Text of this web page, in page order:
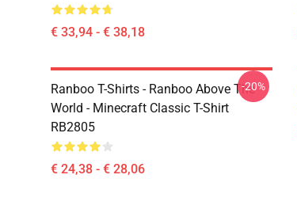
€ 33,94 - € 38,18
Ranboo T-Shirts - Ranboo Above The
World - Minecraft Classic T-Shirt
RB2805
€ 24,38 - € 28,06
-20%